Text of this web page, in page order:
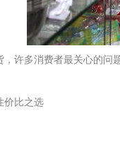
许多消费者最关心的问
价比之选